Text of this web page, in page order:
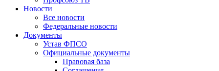
Новости
Все новости
Федеральные новости
Документы
Устав ФПСО
Официальные документы
Правовая база